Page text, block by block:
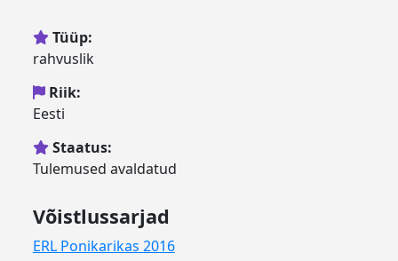
Tüüp:
rahvuslik
Riik:
Eesti
Staatus:
Tulemused avaldatud
Võistlussarjad
ERL Ponikarikas 2016